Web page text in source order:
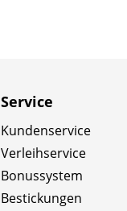
Service
Kundenservice
Verleihservice
Bonussystem
Bestickungen